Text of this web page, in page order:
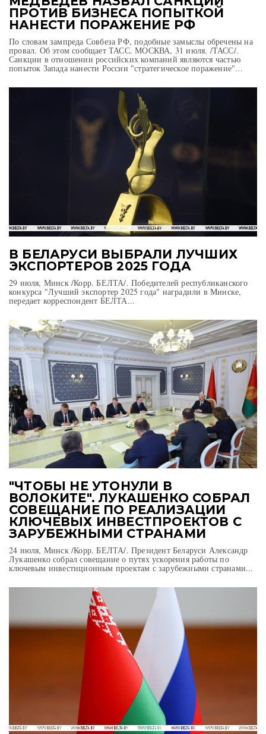
ПРОТИВ БИЗНЕСА ПОПЫТКОЙ
НАНЕСТИ ПОРАЖЕНИЕ РФ
По словам зампреда Совбеза РФ, подобные замыслы обречены на
провал. Об этом сообщает ТАСС. МОСКВА, 31 июля. /ТАСС/.
Санкции в отношении российских компаний являются частью
попыток Запада нанести России "стратегическое поражение"...
В БЕЛАРУСИ ВЫБРАЛИ ЛУЧШИХ
ЭКСПОРТЕРОВ 2025 ГОДА
29 июля, Минск /Корр. БЕЛТА/. Победителей республиканского
конкурса "Лучший экспортер 2025 года" наградили в Минске,
передает корреспондент БЕЛТА...
"ЧТОБЫ НЕ УТОНУЛИ В
ВОЛОКИТЕ". ЛУКАШЕНКО СОБРАЛ
СОВЕЩАНИЕ ПО РЕАЛИЗАЦИИ
КЛЮЧЕВЫХ ИНВЕСТПРОЕКТОВ С
ЗАРУБЕЖНЫМИ СТРАНАМИ
24 июля, Минск /Корр. БЕЛТА/. Президент Беларуси Александр
Лукашенко собрал совещание о путях ускорения работы по
ключевым инвестиционным проектам с зарубежными странами...